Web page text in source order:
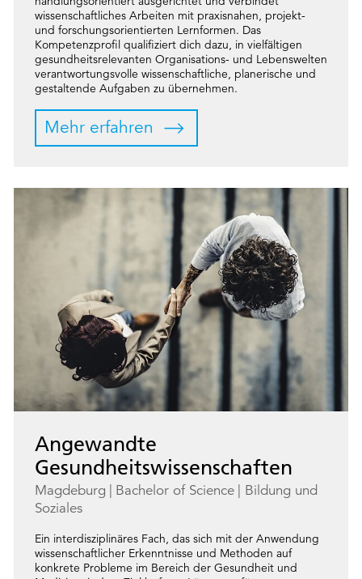
wissenschaftliches Arbeiten mit praxisnahen, projekt-
und forschungsorientierten Lernformen. Das
Kompetenzprofil qualifiziert dich dazu, in vielfältigen
gesundheitsrelevanten Organisations- und Lebenswelten
verantwortungsvolle wissenschaftliche, planerische und
gestaltende Aufgaben zu übernehmen.
Mehr erfahren
Angewandte
Gesundheitswissenschaften
Magdeburg Bachelor of Science
Bildung und
Soziales
Ein interdisziplinäres Fach, das sich mit der Anwendung
wissenschaftlicher Erkenntnisse und Methoden auf
konkrete Probleme im Bereich der Gesundheit und